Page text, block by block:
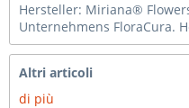
Hersteller: Miriana®
Unternehmens FloraCura.
Altri articoli
di più